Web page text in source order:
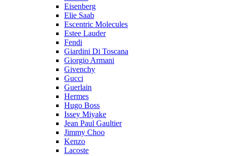
Eisenberg
Elie Saab
Escentric Molecules
Estee Lauder
Fendi
Giardini Di Toscana
Giorgio Armani
Givenchy
Gucci
Guerlain
Hermes
Hugo Boss
Issey Miyake
Jean Paul Gaultier
Jimmy Choo
Kenzo
Lacoste